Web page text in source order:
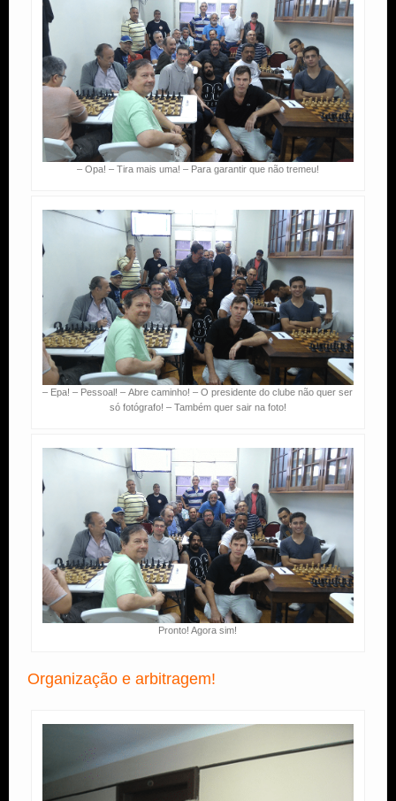
– Opa! – Tira mais uma! – Para garantir que não tremeu!
– Epa! – Pessoal! – Abre caminho! – O presidente do clube não quer ser
só fotógrafo! – Também quer sair na foto!
Pronto! Agora sim!
Organização e arbitragem!